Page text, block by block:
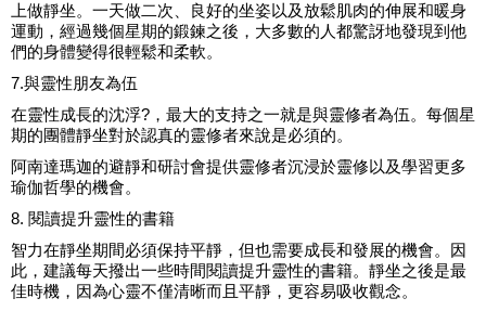
上做靜坐。一天做二次、良好的坐姿以及放鬆肌肉的伸展和暖身
運動，經過幾個星期的鍛鍊之後，大多數的人都驚訝地發現到他
們的身體變得很輕鬆和柔軟。
7.與靈性朋友為伍
在靈性成長的沈浮?，最大的支持之一就是與靈修者為伍。每個星
期的團體靜坐對於認真的靈修者來說是必須的。
阿南達瑪迦的避靜和研討會提供靈修者沉浸於靈修以及學習更多
瑜伽哲學的機會。
8. 閱讀提升靈性的書籍
智力在靜坐期間必須保持平靜，但也需要成長和發展的機會。因
此，建議每天撥出一些時間閱讀提升靈性的書籍。靜坐之後是最
佳時機，因為心靈不僅清晰而且平靜，更容易吸收觀念。